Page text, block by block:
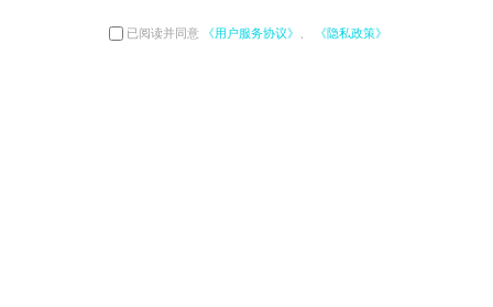
已阅读并同意 《用户服务协议》 《隐私政策》